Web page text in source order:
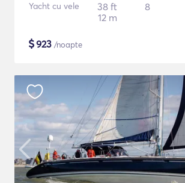
Yacht cu vele
38 ft
12 m
8
$923 /noapte